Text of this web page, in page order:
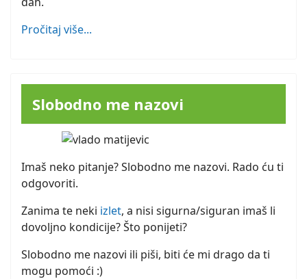
Pročitaj više...
Slobodno me nazovi
Imaš neko pitanje? Slobodno me nazovi. Rado ću ti
odgovoriti.
Zanima te neki izlet, a nisi sigurna/siguran imaš li
dovoljno kondicije? Što ponijeti?
Slobodno me nazovi ili piši, biti će mi drago da ti
mogu pomoći :)